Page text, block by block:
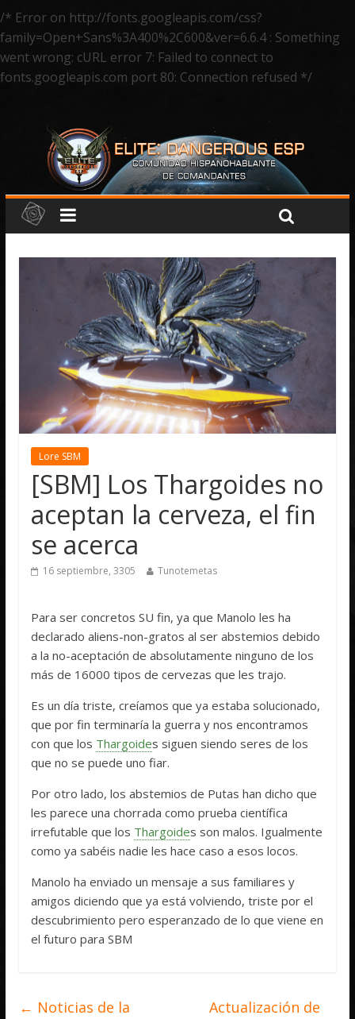
/* Error on http://fonts.googleapis.com/css?
family=Open+Sans%3A400%2C600&ver=6.6.4 : Something
went wrong: cURL error 7: Failed to connect to
fonts.googleapis.com port 80: Connection refused */
Lore SBM
[SBM] Los Thargoides no
aceptan la cerveza, el fin
se acerca
16 septiembre, 3305 Tunotemetas
Para ser concretos SU fin, ya que Manolo les ha
declarado aliens-non-gratos al ser abstemios debido
a la no-aceptación de absolutamente ninguno de los
más de 16000 tipos de cervezas que les trajo.
Es un día triste, creíamos que ya estaba solucionado,
que por fin terminaría la guerra y nos encontramos
con que los Thargoides siguen siendo seres de los
que no se puede uno fiar.
Por otro lado, los abstemios de Putas han dicho que
les parece una chorrada como prueba científica
irrefutable que los Thargoides son malos. Igualmente
como ya sabéis nadie les hace caso a esos locos.
Manolo ha enviado un mensaje a sus familiares y
amigos diciendo que ya está volviendo, triste por el
descubrimiento pero esperanzado de lo que viene en
el futuro para SBM
← Noticias de la
Actualización de